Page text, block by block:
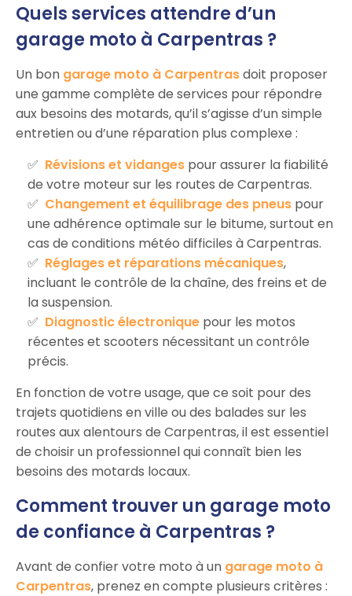
Quels services attendre d’un
garage moto à Carpentras ?
Un bon garage moto à Carpentrasdoit proposer
une gamme complète de services pour répondre
aux besoins des motards, qu’il s’agisse d’un simple
entretien ou d’une réparation plus complexe :
Révisions et vidanges pour assurer la fiabilité
de votre moteur sur les routes de Carpentras.
Changement et équilibrage des pneus pour
une adhérence optimale sur le bitume, surtout en
cas de conditions météo difficiles à Carpentras.
Réglages et réparations mécaniques,
incluant le contrôle de la chaîne, des freins et de
la suspension.
Diagnostic électronique pour les motos
récentes et scooters nécessitant un contrôle
précis.
En fonction de votre usage, que ce soit pour des
trajets quotidiens en ville ou des balades sur les
routes aux alentours de Carpentras, il est essentiel
de choisir un professionnel qui connaît bien les
besoins des motards locaux.
Comment trouver un garage moto
de confiance à Carpentras ?
Avant de confier votre moto à un garage moto à
Carpentras, prenez en compte plusieurs critères :